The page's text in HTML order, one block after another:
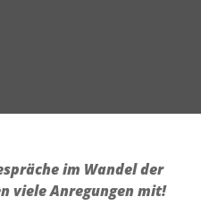
im Wandel der
viele Anregungen mit!